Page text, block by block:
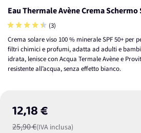
Eau Thermale Avène Crema Schermo
(3)
Crema solare viso 100 % minerale SPF 50+ per
filtri chimici e profumi, adatta ad adulti e
idrata, lenisce con Acqua Termale Avène e
resistente all’acqua, senza effetto bianco.
12,18 €
25,90 €(IVA inclusa)